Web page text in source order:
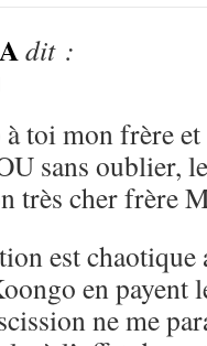
dit :
toi mon frère
sans oublier,
très cher frère
est
en
ne me